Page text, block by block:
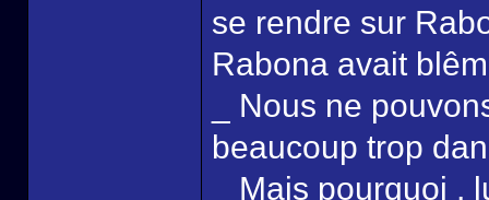
se rendre sur
Rabona avait
_ Nous ne
beaucoup trop
_ Mais pourquoi ,